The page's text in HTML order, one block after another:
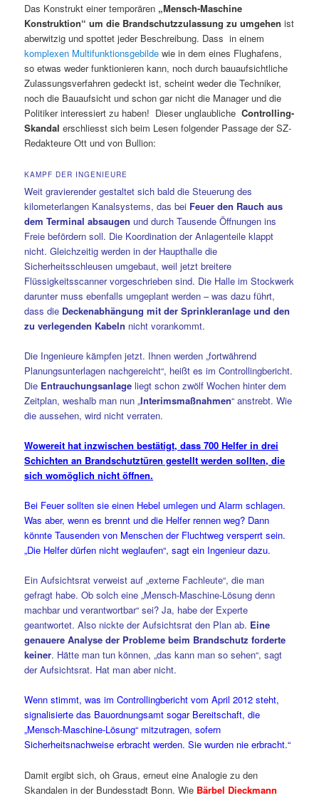
Das Konstrukt einer temporären „Mensch-Maschine
Konstruktion“ um die Brandschutzzulassung zu umgehen ist
aberwitzig und spottet jeder Beschreibung. Dass in einem
komplexen Multifunktionsgebilde wie in dem eines Flughafens,
so etwas weder funktionieren kann, noch durch bauaufsichtliche
Zulassungsverfahren gedeckt ist, scheint weder die Techniker,
noch die Bauaufsicht und schon gar nicht die Manager und die
Politiker interessiert zu haben! Dieser unglaublicheControlling-
Skandal erschliesst sich beim Lesen folgender Passage der SZ-
Redakteure Ott und von Bullion:
KAMPF DER INGENIEURE
Weit gravierender gestaltet sich bald die Steuerung des
kilometerlangen Kanalsystems, das bei Feuer den Rauch aus
dem Terminal absaugen und durch Tausende Öffnungen ins
Freie befördern soll. Die Koordination der Anlagenteile klappt
nicht. Gleichzeitig werden in der Haupthalle die
Sicherheitsschleusen umgebaut, weil jetzt breitere
Flüssigkeitsscanner vorgeschrieben sind. Die Halle im Stockwerk
darunter muss ebenfalls umgeplant werden – was dazu führt,
dass die Deckenabhängung mit der Sprinkleranlage und den
zu verlegenden Kabeln nicht vorankommt.
Die Ingenieure kämpfen jetzt. Ihnen werden „fortwährend
Planungsunterlagen nachgereicht“, heißt es im Controllingbericht.
Die Entrauchungsanlage liegt schon zwölf Wochen hinter dem
Zeitplan, weshalb man nun „Interimsmaßnahmen“ anstrebt. Wie
die aussehen, wird nicht verraten.
Wowereit hat inzwischen bestätigt, dass 700 Helfer in drei
Schichten an Brandschutztüren gestellt werden sollten, die
sich womöglich nicht öffnen.
Bei Feuer sollten sie einen Hebel umlegen und Alarm schlagen.
Was aber, wenn es brennt und die Helfer rennen weg? Dann
könnte Tausenden von Menschen der Fluchtweg versperrt sein.
„Die Helfer dürfen nicht weglaufen“, sagt ein Ingenieur dazu.
Ein Aufsichtsrat verweist auf „externe Fachleute“, die man
gefragt habe. Ob solch eine „Mensch-Maschine-Lösung denn
machbar und verantwortbar“ sei? Ja, habe der Experte
geantwortet. Also nickte der Aufsichtsrat den Plan ab. Eine
genauere Analyse der Probleme beim Brandschutz forderte
keiner. Hätte man tun können, „das kann man so sehen“, sagt
der Aufsichtsrat. Hat man aber nicht.
Wenn stimmt, was im Controllingbericht vom April 2012 steht,
signalisierte das Bauordnungsamt sogar Bereitschaft, die
„Mensch-Maschine-Lösung“ mitzutragen, sofern
Sicherheitsnachweise erbracht werden. Sie wurden nie erbracht.“
Damit ergibt sich, oh Graus, erneut eine Analogie zu den
Skandalen in der Bundesstadt Bonn. Wie Bärbel Dieckmann